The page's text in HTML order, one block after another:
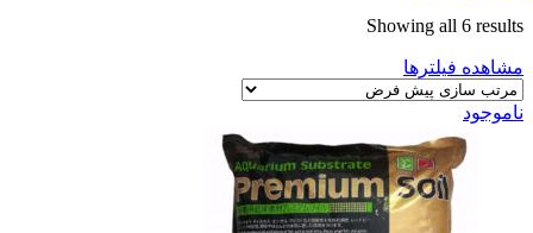
Showing all 6 results
مشاهده فیلترها
ناموجود